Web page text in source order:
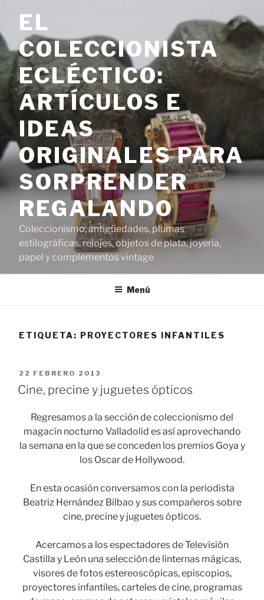
contenido
EL
COLECCIONISTA
ECLÉCTICO:
ARTÍCULOS E
IDEAS
ORIGINALES PARA
SORPRENDER
REGALANDO
Coleccionismo, antigüedades, plumas
estilográficas, relojes, objetos de plata, joyería,
papel y complementos vintage
Menú
ETIQUETA: PROYECTORES INFANTILES
PUBLICADO
EL
22 FEBRERO 2013
Cine, precine y juguetes ópticos
Regresamos a la sección de coleccionismo del
magacín nocturno Valladolid es así aprovechando
la semana en la que se conceden los premios Goya y
los Oscar de Hollywood.
En esta ocasión conversamos con la periodista
Beatriz Hernández Bilbao y sus compañeros sobre
cine, precine y juguetes ópticos.
Acercamos a los espectadores de Televisión
Castilla y León una selección de linternas mágicas,
visores de fotos estereoscópicas, episcopios,
proyectores infantiles, carteles de cine, programas